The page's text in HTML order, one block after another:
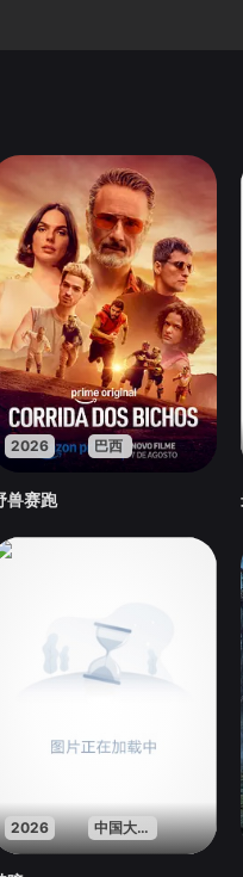
2026 巴西
兽赛跑
2026 中国大陆